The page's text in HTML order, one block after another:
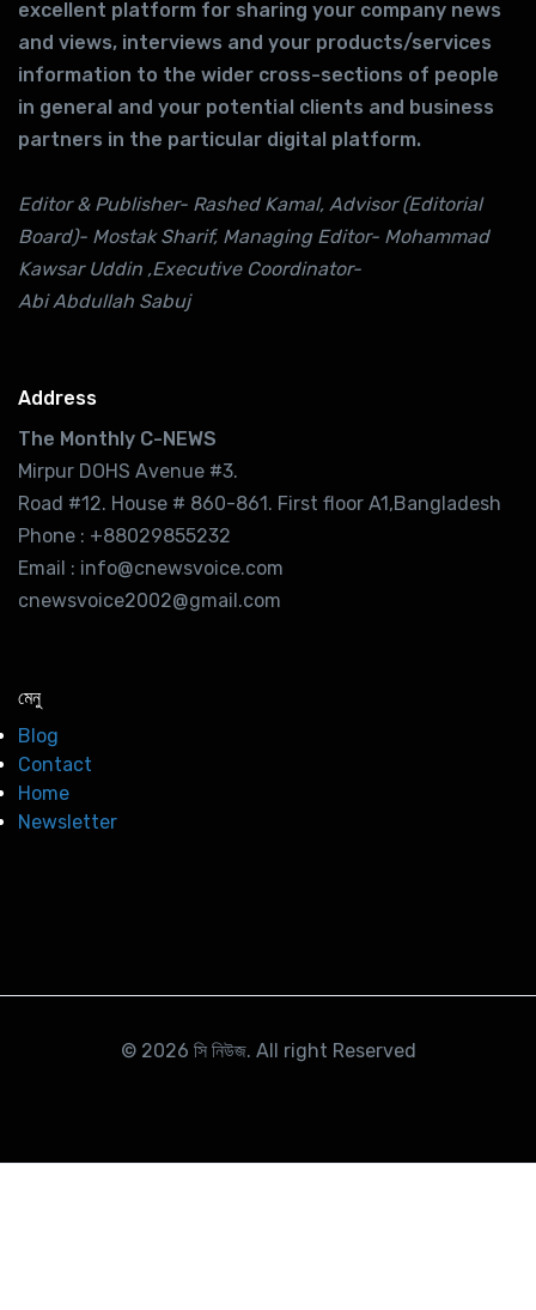
excellent platform for sharing your company news
and views, interviews and your products/services
information to the wider cross-sections of people
in general and your potential clients and business
partners in the particular digital platform.
Editor & Publisher- Rashed Kamal, Advisor (Editorial
Board)- Mostak Sharif, Managing Editor- Mohammad
Kawsar Uddin ,Executive Coordinator-
Abi Abdullah Sabuj
Address
The Monthly C-NEWS
Mirpur DOHS Avenue #3.
Road #12. House # 860-861. First floor A1,Bangladesh
Phone : +88029855232
Email : info@cnewsvoice.com
cnewsvoice2002@gmail.com
মেনু
Blog
Contact
Home
Newsletter
© 2026 সি নিউজ. All right Reserved